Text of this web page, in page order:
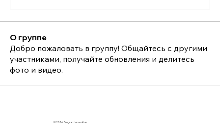
О группе
Добро пожаловать в группу! Общайтесь с другими
участниками, получайте обновления и делитесь
фото и видео.
© 2026. Program innovation